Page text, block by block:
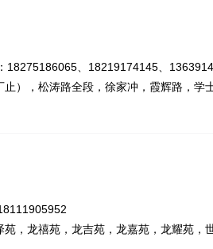
18275186065、18219174145、
），松涛路全段，徐家冲，霞辉路，学
，龙禧苑，龙吉苑，龙嘉苑，龙耀苑，